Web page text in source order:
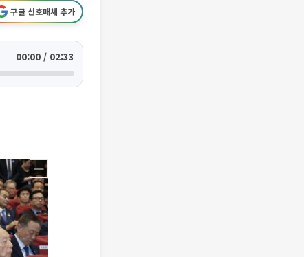
구글 선호매체 추가
00:00 / 02:33